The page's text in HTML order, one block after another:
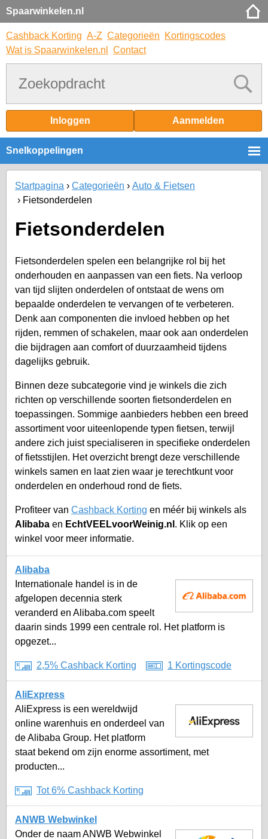
Spaarwinkelen.nl
Cashback Korting A-Z Categorieën
Kortingscodes
Wat is Spaarwinkelen.nl
Contact
Inloggen Aanmelden
Snelkoppelingen
Startpagina Categorieën
Auto & Fietsen
Fietsonderdelen
Fietsonderdelen
Fietsonderdelen spelen een belangrijke rol bij het
onderhouden en aanpassen van een fiets. Na verloop
van tijd slijten onderdelen of ontstaat de wens om
bepaalde onderdelen te vervangen of te verbeteren.
Denk aan componenten die invloed hebben op het
rijden, remmen of schakelen, maar ook aan onderdelen
die bijdragen aan comfort of duurzaamheid tijdens
dagelijks gebruik.
Binnen deze subcategorie vind je winkels die zich
richten op verschillende soorten fietsonderdelen en
toepassingen. Sommige aanbieders hebben een breed
assortiment voor uiteenlopende typen fietsen, terwijl
andere zich juist specialiseren in specifieke onderdelen
of fietsstijlen. Het overzicht brengt deze verschillende
winkels samen en laat zien waar je terechtkunt voor
onderdelen en onderhoud rond de fiets.
Profiteer van Cashback Korting en méér bij winkels als
Alibaba en EchtVEELvoorWeinig.nl . Klik op een
winkel voor meer informatie.
Alibaba
Internationale handel is in de
afgelopen decennia sterk
veranderd en Alibaba.com speelt
daarin sinds 1999 een centrale rol. Het platform is
opgezet...
2,5% Cashback Korting 1 Kortingscode
AliExpress
AliExpress is een wereldwijd
online warenhuis en onderdeel van
de Alibaba Group. Het platform
staat bekend om zijn enorme assortiment, met
producten...
Tot 6% Cashback Korting
ANWB Webwinkel
Onder de naam ANWB Webwinkel